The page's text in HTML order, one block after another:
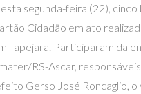
segunda-feira (22),
Cidadão em ato
Tapejara. Participaram da
RS-Ascar,
Gerso José Roncaglio,